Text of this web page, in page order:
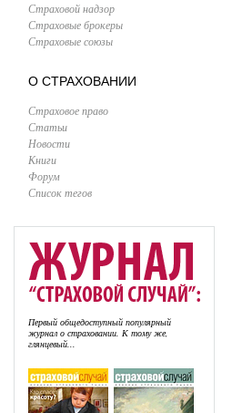
Страховой надзор
Страховые брокеры
Страховые союзы
О СТРАХОВАНИИ
Страховое право
Статьи
Новости
Книги
Форум
Список тегов
Первый общедоступный популярный
журнал о страховании. К тому же,
глянцевый...